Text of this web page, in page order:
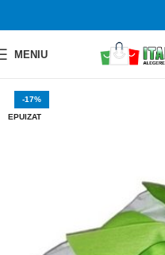
MENIU
-17%
EPUIZAT